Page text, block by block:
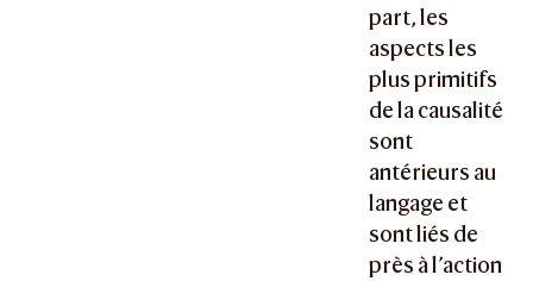
part, les
aspects les
plus primitifs
de la causalité
sont
antérieurs au
langage et
sont liés de
près à l’action